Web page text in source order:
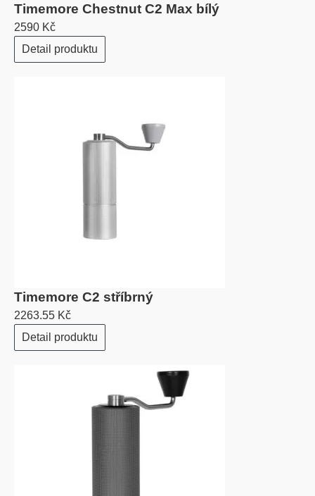
Timemore Chestnut C2 Max bílý
2590 Kč
Detail produktu
Timemore C2 stříbrný
2263.55 Kč
Detail produktu